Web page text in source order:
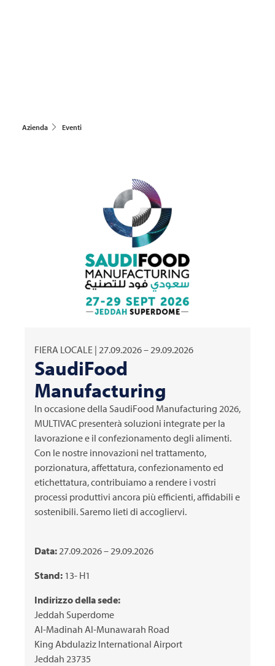
Azienda Eventi
FIERA LOCALE | 27.09.2026 – 29.09.2026
SaudiFood
Manufacturing
In occasione della SaudiFood Manufacturing 2026,
MULTIVAC presenterà soluzioni integrate per la
lavorazione e il confezionamento degli alimenti.
Con le nostre innovazioni nel trattamento,
porzionatura, affettatura, confezionamento ed
etichettatura, contribuiamo a rendere i vostri
processi produttivi ancora più efficienti, affidabili e
sostenibili. Saremo lieti di accogliervi.
Data:27.09.2026 – 29.09.2026
Stand: 13- H1
Indirizzo della sede:
Jeddah Superdome
Al-Madinah Al-Munawarah Road
King Abdulaziz International Airport
Jeddah 23735